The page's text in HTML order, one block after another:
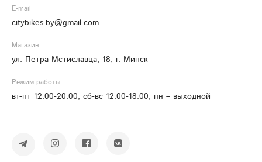
E-mail
citybikes.by@gmail.com
Магазин
ул. Петра Мстиславца, 18, г. Минск
Режим работы
вт-пт 12:00-20:00, сб-вс 12:00-18:00, пн – выходной